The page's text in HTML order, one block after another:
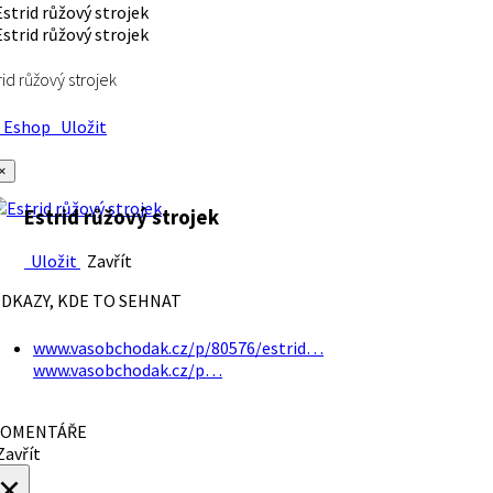
růžový strojek
Uložit
Estrid růžový strojek
Uložit Zavřít
KDE TO SEHNAT
www.vasobchodak.cz/p/80576/estrid…
www.vasobchodak.cz/p…